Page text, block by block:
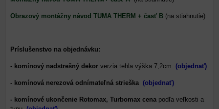
Obrazový montážny návod TUMA THERM + časť B (na stiahnutie)
Príslušenstvo na objednávku:
- komínový nadstrešný dekor verzia tehla výška 7,2cm (objednať)
- komínová nerezová odnímateľná strieška (objednať)
- komínové ukončenie Rotomax, Turbomax cena podľa veľkosti a